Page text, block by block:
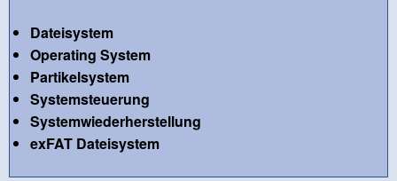
Dateisystem
Operating System
Partikelsystem
Systemsteuerung
Systemwiederherstellung
exFAT Dateisystem